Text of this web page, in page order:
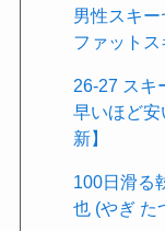
男性スキ
ファットス
26-27 スキ
早いほど
新】
100日滑る
也 (やぎ た